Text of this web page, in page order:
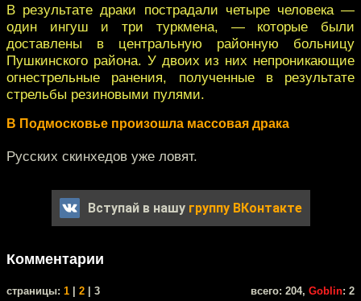
В результате драки пострадали четыре человека —
один ингуш и три туркмена, — которые были
доставлены в центральную районную больницу
Пушкинского района. У двоих из них непроникающие
огнестрельные ранения, полученные в результате
стрельбы резиновыми пулями.
В Подмосковье произошла массовая драка
Русских скинхедов уже ловят.
Вступай в нашу группу ВКонтакте
Комментарии
cтраницы: 1 2 | 3 всего: 204, Goblin: 2